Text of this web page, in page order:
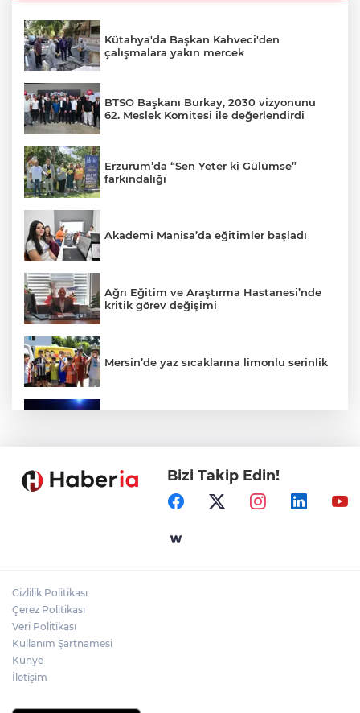
Kütahya'da Başkan Kahveci'den
çalışmalara yakın mercek
BTSO Başkanı Burkay, 2030 vizyonunu
62. Meslek Komitesi ile değerlendirdi
Erzurum’da “Sen Yeter ki Gülümse”
farkındalığı
Akademi Manisa’da eğitimler başladı
Ağrı Eğitim ve Araştırma Hastanesi’nde
kritik görev değişimi
Mersin’de yaz sıcaklarına limonlu serinlik
Gebze'e 5 Başkan Şehit Yılmaz Argon
Caddesi'nde
Bizi Takip Edin!
Gizlilik Politikası
Çerez Politikası
Veri Politikası
Kullanım Şartnamesi
Künye
İletişim